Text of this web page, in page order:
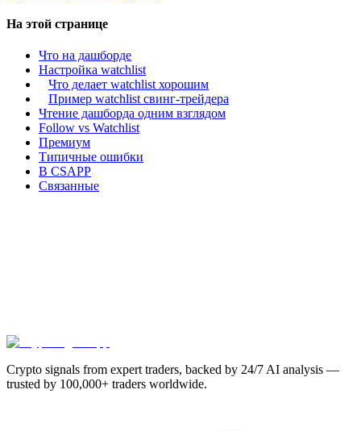
На этой странице
Что на дашборде
Настройка watchlist
Что делает watchlist хорошим
Пример watchlist свинг-трейдера
Чтение дашборда одним взглядом
Follow vs Watchlist
Премиум
Типичные ошибки
В CSAPP
Связанные
Crypto signals from expert traders, backed by 24/7 AI analysis —
trusted by 100,000+ traders worldwide.